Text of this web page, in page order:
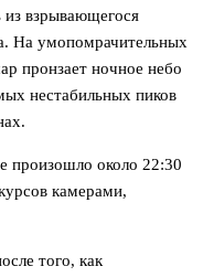
из взрывающегося
На умопомрачительных
пронзает ночное небо
нестабильных пиков
произошло около 22:30
камерами,
того, как